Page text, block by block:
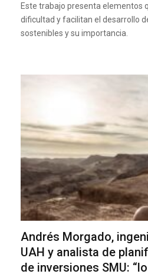
Este trabajo presenta elementos
dificultad y facilitan el desarrollo
sostenibles y su importancia.
Andrés Morgado,
UAH y analista de
de inversiones SMU: